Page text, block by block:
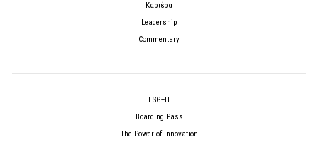
Καριέρα
Leadership
Commentary
ESG+H
Boarding Pass
The Power of Innovation